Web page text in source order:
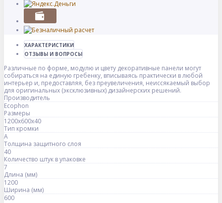
ХАРАКТЕРИСТИКИ
ОТЗЫВЫ И ВОПРОСЫ
Различные по форме, модулю и цвету декоративные панели могут
собираться на единую гребенку, вписываясь практически в любой
интерьер и, предоставляя, без преувеличения, неиссякаемый выбор
для оригинальных (эксклюзивных) дизайнерских решений.
Производитель
Ecophon
Размеры
1200x600x40
Тип кромки
A
Толщина защитного слоя
40
Количество штук в упаковке
7
Длина (мм)
1200
Ширина (мм)
600